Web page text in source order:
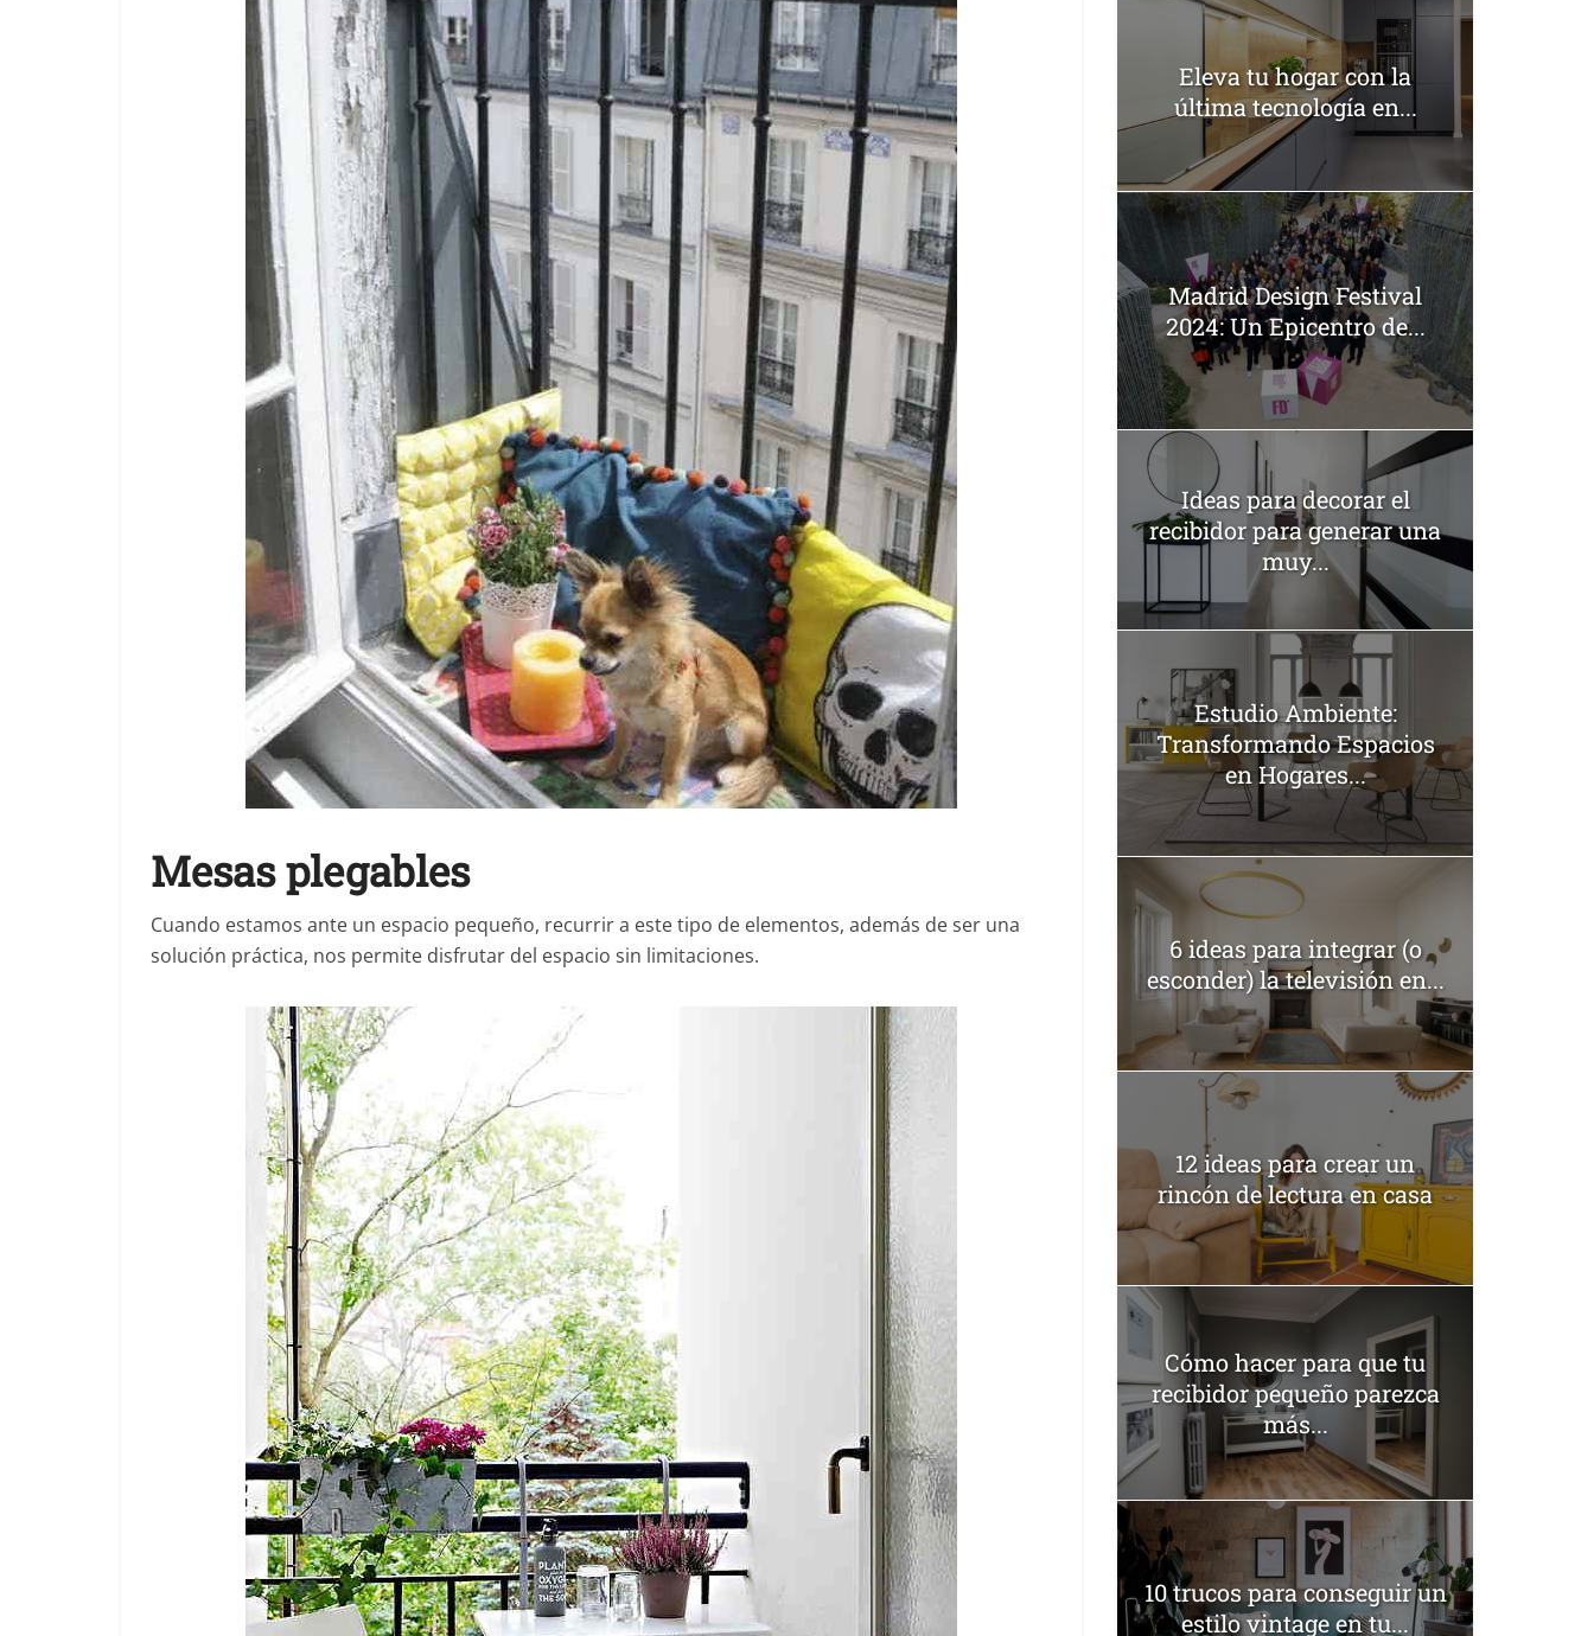
Mesas plegables
Cuando estamos ante un espacio pequeño, recurrir a este tipo de elementos, además de ser una
solución práctica, nos permite disfrutar del espacio sin limitaciones.
Eleva tu hogar con la
última tecnología en...
Madrid Design Festival
2024: Un Epicentro de...
Ideas para decorar el
recibidor para generar una
muy...
Estudio Ambiente:
Transformando Espacios
en Hogares...
6 ideas para integrar (o
esconder) la televisión en...
12 ideas para crear un
rincón de lectura en casa
Cómo hacer para que tu
recibidor pequeño parezca
más...
10 trucos para conseguir un
estilo vintage en tu...